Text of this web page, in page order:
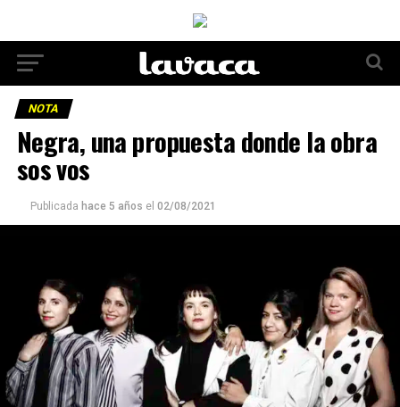
NOTA
Negra, una propuesta donde la obra
sos vos
Publicada hace 5 años el 02/08/2021